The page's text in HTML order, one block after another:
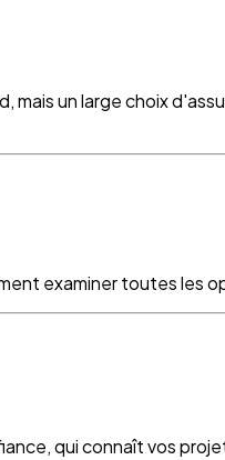
un large choix
examiner toutes les
qui connaît vos